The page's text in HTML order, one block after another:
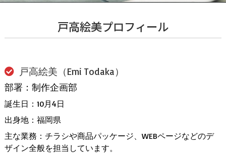
戸高絵美プロフィール
戸高絵美（Emi Todaka）
部署：制作企画部
誕生日：10月4日
出身地：福岡県
主な業務：チラシや商品パッケージ、WEBページなどのデ
ザイン全般を担当しています。